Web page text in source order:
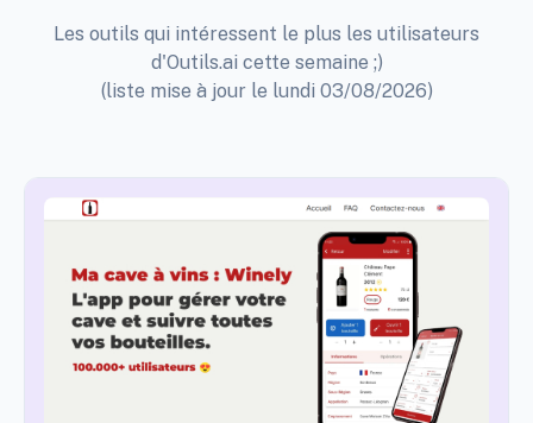
Les outils qui intéressent le plus les utilisateurs
d'Outils.ai cette semaine ;)
(liste mise à jour le lundi 03/08/2026)